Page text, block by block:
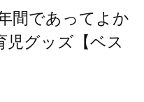
間であってよか
児グッズ【ベス